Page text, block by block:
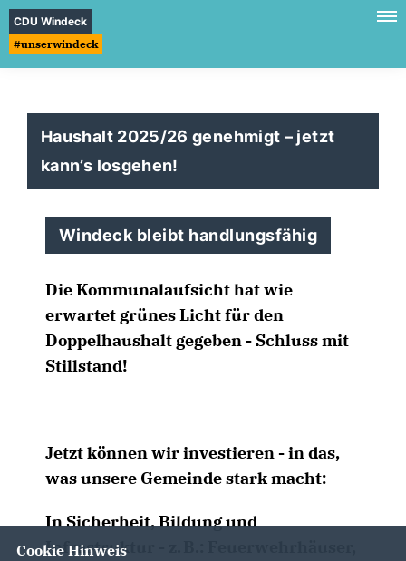
CDU Windeck
#unserwindeck
Haushalt 2025/26 genehmigt – jetzt
kann’s losgehen!
Windeck bleibt handlungsfähig
Die Kommunalaufsicht hat wie
erwartet grünes Licht für den
Doppelhaushalt gegeben - Schluss mit
Stillstand!
Jetzt können wir investieren - in das,
was unsere Gemeinde stark macht:
In Sicherheit, Bildung und
Infrastruktur - z. B.: Feuerwehrhäuser,
Cookie Hinweis